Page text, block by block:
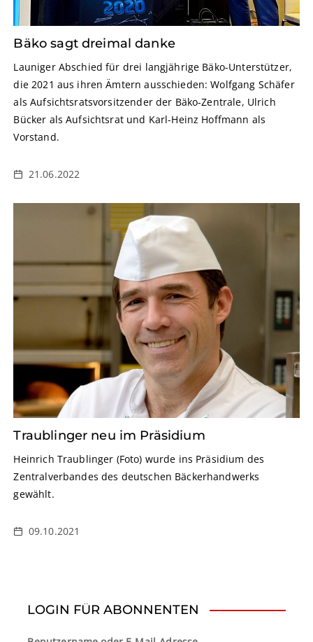
Bäko sagt dreimal danke
Launiger Abschied für drei langjährige Bäko-Unterstützer,
die 2021 aus ihren Ämtern ausschieden: Wolfgang Schäfer
als Aufsichtsratsvorsitzender der Bäko-Zentrale, Ulrich
Bücker als Aufsichtsrat und Karl-Heinz Hoffmann als
Vorstand.
21.06.2022
Traublinger neu im Präsidium
Heinrich Traublinger (Foto) wurde ins Präsidium des
Zentralverbandes des deutschen Bäckerhandwerks
gewählt.
09.10.2021
LOGIN FÜR ABONNENTEN